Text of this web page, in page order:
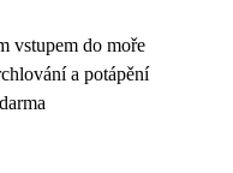
vstupem do moře
a potápění